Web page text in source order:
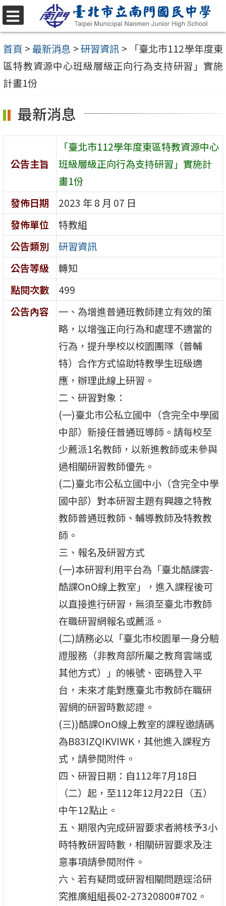
跳
至
主
要
內
區
選
單
首頁 >最新消息 >研習資訊 >
「臺北市112學年度東
區特教資源中心班級層級正向行為支持研習」實施
計畫1份
最新消息
公告主旨
「臺北市112學年度東區特教資源中心
班級層級正向行為支持研習」實施計
畫1份
發佈日期
2023 年 8 月 07 日
發佈單位
特教組
公告類別
研習資訊
公告等級
轉知
點閱次數
499
公告內容
一、為增進普通班教師建立有效的策
略，以增強正向行為和處理不適當的
行為，提升學校以校園團隊（普輔
特）合作方式協助特教學生班級適
應，辦理此線上研習。
二、研習對象：
(一)臺北市公私立國中（含完全中學國
中部）新接任普通班導師。請每校至
少薦派1名教師，以新進教師或未參與
過相關研習教師優先。
(二)臺北市公私立國中小（含完全中學
國中部）對本研習主題有興趣之特教
教師普通班教師、輔導教師及特教教
師。
三、報名及研習方式
(一)本研習利用平台為「臺北酷課雲-
酷課OnO線上教室」，進入課程後可
以直接進行研習，無須至臺北市教師
在職研習網報名或薦派。
(二)請務必以「臺北市校園單一身分驗
證服務（非教育部所屬之教育雲端或
其他方式）」的帳號、密碼登入平
台，未來才能對應臺北市教師在職研
習網的研習時數認證。
(三))酷課OnO線上教室的課程邀請碼
為B83IZQIKVIWK，其他進入課程方
式，請參閱附件。
四、研習日期：自112年7月18日
（二）起，至112年12月22日（五）
中午12點止。
五、期限內完成研習要求者將核予3小
時特教研習時數，相關研習要求及注
意事項請參閱附件。
六、若有疑問或研習相關問題逕洽研
究推廣組組長02-27320800#702。